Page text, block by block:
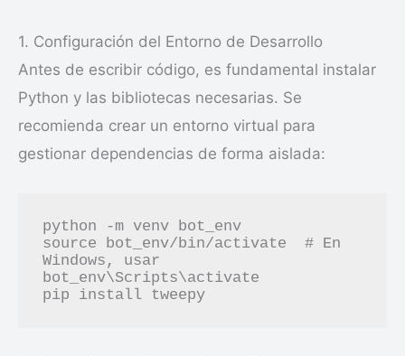
1. Configuración del Entorno de Desarrollo
Antes de escribir código, es fundamental instalar
Python y las bibliotecas necesarias. Se
recomienda crear un entorno virtual para
gestionar dependencias de forma aislada:
python -m venv bot_env
source bot_env/bin/activate  # En
Windows, usar
bot_env\Scripts\activate